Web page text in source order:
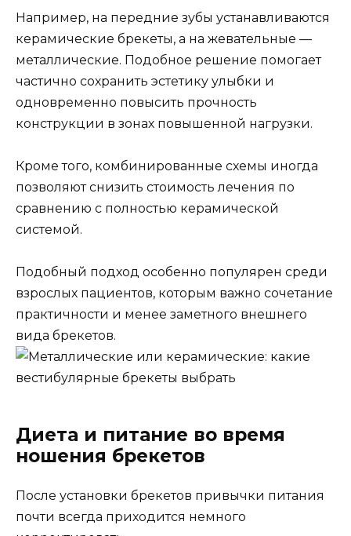
Например, на передние зубы устанавливаются
керамические брекеты, а на жевательные —
металлические. Подобное решение помогает
частично сохранить эстетику улыбки и
одновременно повысить прочность
конструкции в зонах повышенной нагрузки.
Кроме того, комбинированные схемы иногда
позволяют снизить стоимость лечения по
сравнению с полностью керамической
системой.
Подобный подход особенно популярен среди
взрослых пациентов, которым важно сочетание
практичности и менее заметного внешнего
вида брекетов.
Диета и питание во время
ношения брекетов
После установки брекетов привычки питания
почти всегда приходится немного